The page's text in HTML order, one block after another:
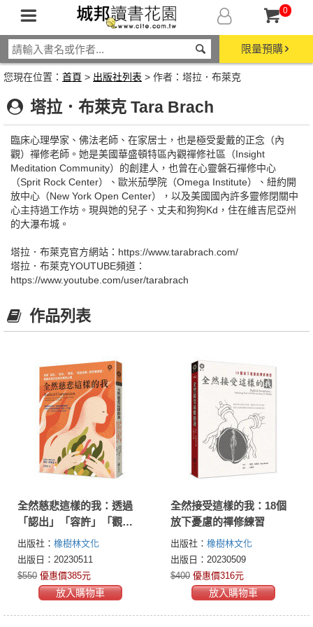
0
限量預購
您現在位置： 首頁 > 出版社列表 > 作者：塔拉．布萊克
塔拉．布萊克 Tara Brach
臨床心理學家、佛法老師、在家居士，也是極受愛戴的正念（內
觀）禪修老師。她是美國華盛頓特區內觀禪修社區（Insight
Meditation Community）的創建人，也曾在心靈磐石禪修中心
（Sprit Rock Center）、歐米茄學院（Omega Institute）、紐約開
放中心（New York Open Center），以及美國國內許多靈修閉關中
心主持過工作坊。現與她的兒子、丈夫和狗狗Kd，住在維吉尼亞州
的大瀑布城。
塔拉．布萊克官方網站：https://www.tarabrach.com/
塔拉．布萊克YOUTUBE頻道：
https://www.youtube.com/user/tarabrach
作品列表
全然慈悲這樣的我：透過
「認出」「容許」「觀
察」「愛的滋養」四步驟
練習，脫離自我否定的各
種內心戲
出版社： 橡樹林文化
出版日：20230511
$550 優惠價385元
放入購物車
全然接受這樣的我：18個
放下憂慮的禪修練習
出版社： 橡樹林文化
出版日：20230509
$400 優惠價316元
放入購物車